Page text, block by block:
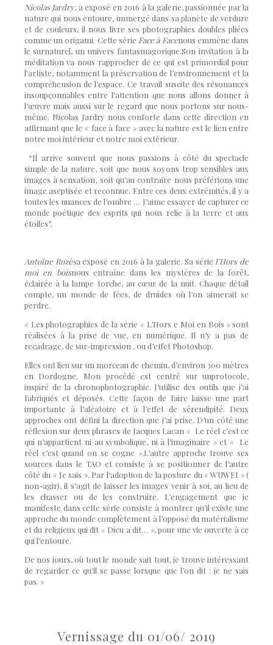
Nicolas Jardry, a exposé en 2016 à la galerie, passionnée par la
nature qui nous entoure, immergé dans sa planète de verdure
et de couleurs, il nous livre ses photographies doubles pliées
comme un origami. Cette série Face à Facenous emmène dans
le surnaturel, un univers fantasmagorique.Son invitation à la
méditation va nous rapprocher de ce qui est primordial pour
l'artiste, notamment la préservation de l’environnement et la
compréhension de l’espace. Ce travail suscite des résonances
insoupçonnables entre l'attention que nous allons donner à
l’œuvre mais aussi sur le regard que nous portons sur nous-
même. Nicolas Jardry nous conforte dans cette direction en
affirmant que le « face à face » avec la nature est le lien entre
notre moi intérieur et notre moi extérieur.
“Il arrive souvent que nous passions à côté du spectacle
simple de la nature, soit que nous soyons trop sensibles aux
images à sensation, soit qu’au contraire nous préférions une
image aseptisée et reconnue. Entre ces deux extrémités, il y a
toutes les nuances de l’ombre … J’aime essayer de capturer ce
monde poétique des esprits qui nous relie à la terre et aux
étoiles”.
Antoine Rozèsa exposé en 2016 à la galerie. Sa série l’Hors de
moi en boisnous entraîne dans les mystères de la forêt,
éclairée à la lampe torche, au cœur de la nuit. Chaque détail
compte, un monde de fées, de druides où l’on aimerait se
perdre.
« Les photographies de la série « L’Hors e Moi en Bois » sont
réalisées à la prise de vue, en numérique. Il n’y a pas de
recadrage, de sur-impression , ou d’effet Photoshop.
Elles ont lieu sur un morceau de chemin, d’environ 300 mètres
en Dordogne. Mon procédé est centré sur unprotocole,
inspiré de la chronophotographie. J’utilise des outils que j’ai
fabriqués et déposés. Cette façon de faire laisse une part
importante à l’aléatoire et à l’effet de sérendipité. Deux
approches ont défini la direction que j’ai prise. D’un côté une
réflexion sur deux phrases de Jacques Lacan « Le réel c’est ce
qui n’appartient ni au symbolique, ni à l’imaginaire » et « Le
réel c’est quand on se cogne ».L’autre approche trouve ses
sources dans le TAO et consiste à se positionner de l’autre
côté du « Je sais ». Par l‘adoption de la posture du « WUWEI » (
non-agir), il s’agit de laisser les images venir à soi, au lieu de
les chasser ou de les construire. L’engagement que je
manifeste dans cette série consiste à montrer qu’il existe une
approche du monde complètement à l’opposé du matérialisme
et du religieux qui dit « Dieu a dit… », pour une vie ouverte à ce
qui l’entoure.
De nos jours, où tout le monde sait tout, je trouve intéressant
de regarder ce qu’il se passe lorsque que l’on dit : je ne sais
pas. »
Vernissage du 01/06/ 2019